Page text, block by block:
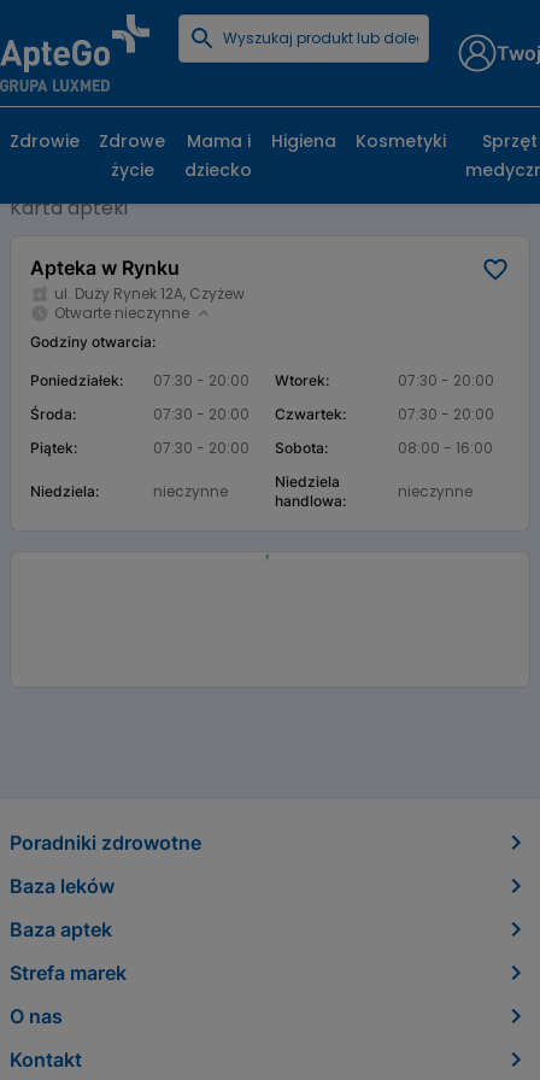
Strona główna
Apteka w Rynku, ul. Duży Rynek 12A,
Karta apteki
Apteka w Rynku
ul. Duży Rynek 12A, Czyżew
Otwarte nieczynne
Godziny otwarcia:
Poniedziałek: 07:30 - 20:00 Wtorek: 07:30 - 20:00
Środa: 07:30 - 20:00 Czwartek: 07:30 - 20:00
Piątek: 07:30 - 20:00 Sobota: 08:00 - 16:00
Niedziela: nieczynne
Niedziela
handlowa:
nieczynne
Zdrowie
Zdrowe
życie
Mama i
dziecko
Higiena Kosmetyki
Sprzęt
Poradniki zdrowotne
Baza leków
Baza aptek
Strefa marek
O nas
Kontakt